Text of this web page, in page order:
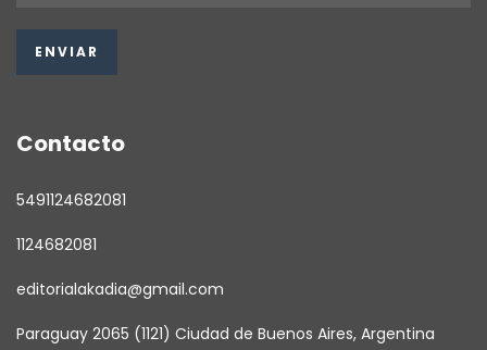
Contacto
5491124682081
1124682081
editorialakadia@gmail.com
Paraguay 2065 (1121) Ciudad de Buenos Aires, Argentina